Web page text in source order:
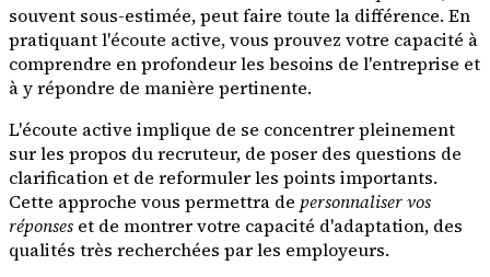
souvent sous-estimée, peut faire toute la différence. En
pratiquant l'écoute active, vous prouvez votre capacité à
comprendre en profondeur les besoins de l'entreprise et
à y répondre de manière pertinente.
L'écoute active implique de se concentrer pleinement
sur les propos du recruteur, de poser des questions de
clarification et de reformuler les points importants.
Cette approche vous permettra de personnaliser vos
réponses et de montrer votre capacité d'adaptation, des
qualités très recherchées par les employeurs.